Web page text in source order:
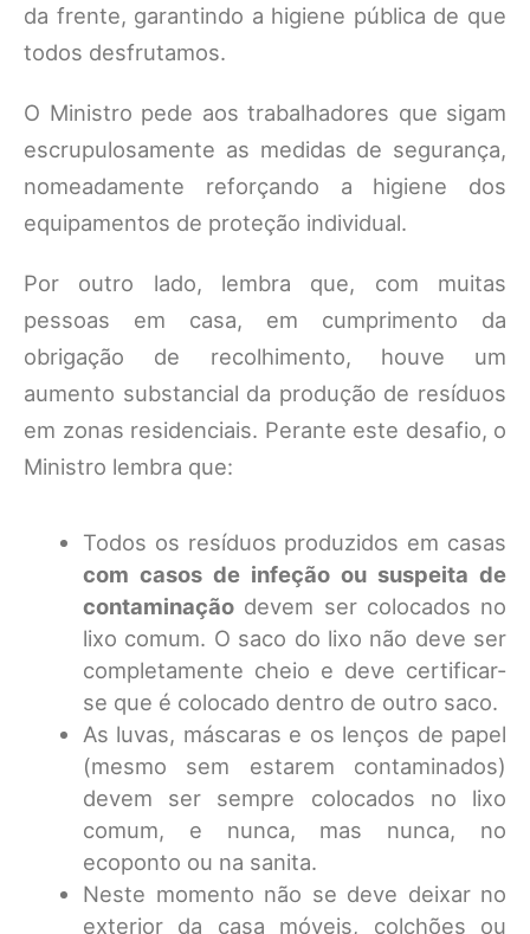
da frente, garantindo a higiene pública de que
todos desfrutamos.
O Ministro pede aos trabalhadores que sigam
escrupulosamente as medidas de segurança,
nomeadamente reforçando a higiene dos
equipamentos de proteção individual.
Por outro lado, lembra que, com muitas
pessoas em casa, em cumprimento da
obrigação de recolhimento, houve um
aumento substancial da produção de resíduos
em zonas residenciais. Perante este desafio, o
Ministro lembra que:
Todos os resíduos produzidos em casas
com casos de infeção ou suspeita de
contaminação devem ser colocados no
lixo comum. O saco do lixo não deve ser
completamente cheio e deve certificar-
se que é colocado dentro de outro saco.
As luvas, máscaras e os lenços de papel
(mesmo sem estarem contaminados)
devem ser sempre colocados no lixo
comum, e nunca, mas nunca, no
ecoponto ou na sanita.
Neste momento não se deve deixar no
exterior da casa móveis, colchões ou